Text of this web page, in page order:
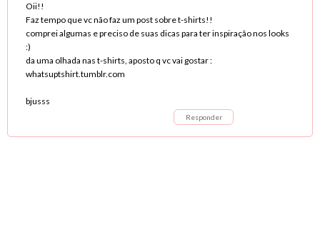
Oii!!
Faz tempo que vc não faz um post sobre t-shirts!!
comprei algumas e preciso de suas dicas para ter inspiração nos looks
:)
da uma olhada nas t-shirts, aposto q vc vai gostar :
whatsuptshirt.tumblr.com
bjusss
Responder